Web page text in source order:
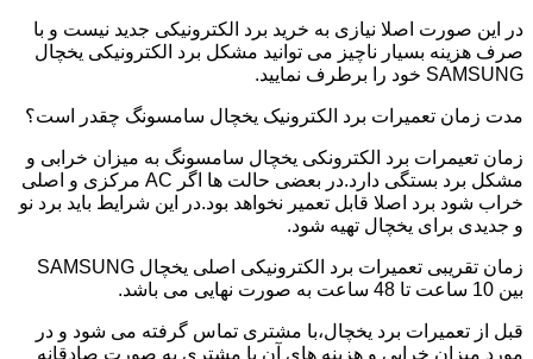
در این صورت اصلا نیازی به خرید برد الکترونیکی جدید نیست و با
صرف هزینه بسیار ناچیز می توانید مشکل برد الکترونیکی یخچال
SAMSUNG خود را برطرف نمایید.
مدت زمان تعمیرات برد الکترونیک یخچال سامسونگ چقدر است؟
زمان تعیمرات برد الکترونکی یخچال سامسونگ به میزان خرابی و
مشکل برد بستگی دارد.در بعضی حالت ها اگر AC مرکزی و اصلی
خراب شود برد اصلا قابل تعمیر نخواهد بود.در این شرایط باید برد نو
و جدیدی برای یخچال تهیه شود.
زمان تقریبی تعمیرات برد الکترونیکی اصلی یخچال SAMSUNG
بین 10 ساعت تا 48 ساعت به صورت نهایی می باشد.
قبل از تعمیرات برد یخچال،با مشتری تماس گرفته می شود و در
مورد میزان خرابی و هزینه های آن با مشتری به صورت صادقانه